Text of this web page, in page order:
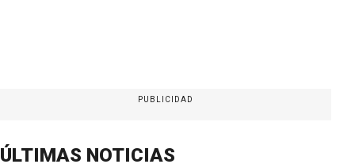
PUBLICIDAD
ÚLTIMAS NOTICIAS